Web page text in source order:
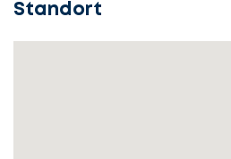
Standort